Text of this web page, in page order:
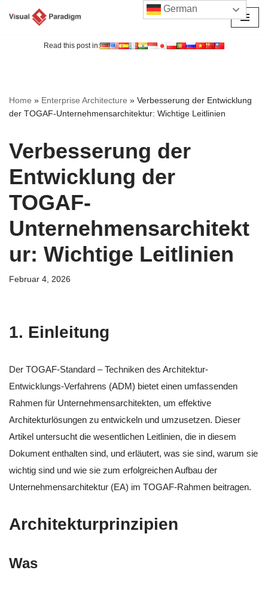
Read this post in:
Home » Enterprise Architecture » Verbesserung der Entwicklung
der TOGAF-Unternehmensarchitektur: Wichtige Leitlinien
Verbesserung der
Entwicklung der
TOGAF-
Unternehmensarchitekt
ur: Wichtige Leitlinien
Februar 4, 2026
1. Einleitung
Der TOGAF-Standard – Techniken des Architektur-
Entwicklungs-Verfahrens (ADM) bietet einen umfassenden
Rahmen für Unternehmensarchitekten, um effektive
Architekturlösungen zu entwickeln und umzusetzen. Dieser
Artikel untersucht die wesentlichen Leitlinien, die in diesem
Dokument enthalten sind, und erläutert, was sie sind, warum sie
wichtig sind und wie sie zum erfolgreichen Aufbau der
Unternehmensarchitektur (EA) im TOGAF-Rahmen beitragen.
Architekturprinzipien
Was
German